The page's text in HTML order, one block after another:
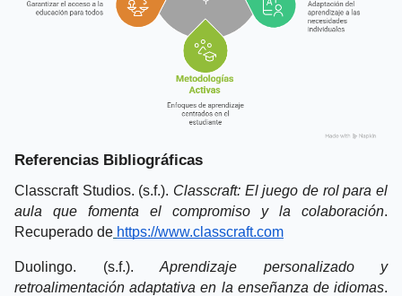
Referencias Bibliográficas
Classcraft Studios. (s.f.). Classcraft: El juego de rol para el
aula que fomenta el compromiso y la colaboración.
Recuperado de https://www.classcraft.com
Duolingo. (s.f.). Aprendizaje personalizado y
retroalimentación adaptativa en la enseñanza de idiomas.